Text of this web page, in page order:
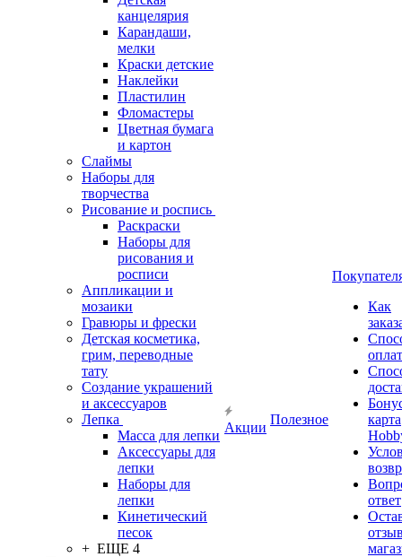
канцелярия
Карандаши,
мелки
Краски детские
Наклейки
Пластилин
Фломастеры
Цветная бумага
и картон
Слаймы
Наборы для
творчества
Рисование и роспись
Раскраски
Наборы для
рисования и
росписи
Аппликации и
мозаики
Гравюры и фрески
Детская косметика,
грим, переводные
тату
Создание украшений
и аксессуаров
Лепка
Масса для лепки
Аксессуары для
лепки
Наборы для
лепки
Кинетический
песок
+ ЕЩЕ 4
Акции
Полезное
Как
карта
ответ